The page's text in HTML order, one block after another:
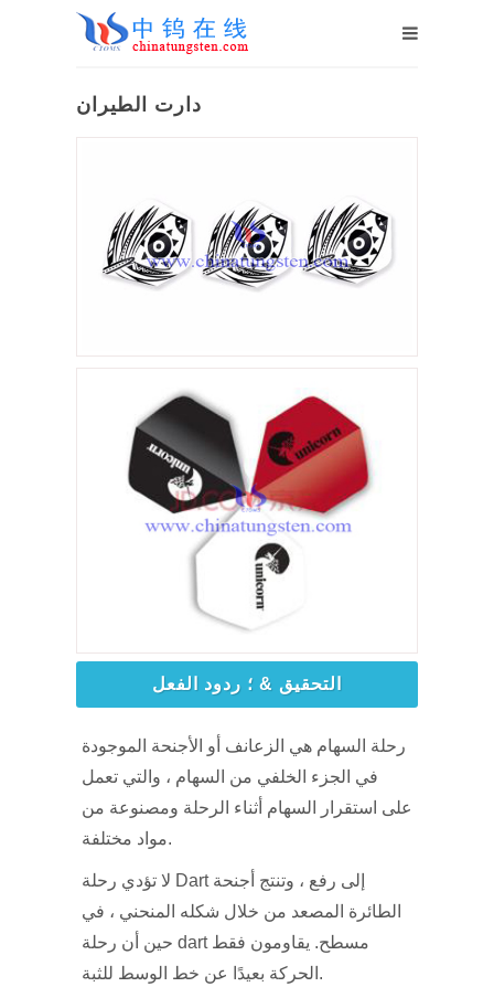
دارت الطيران
التحقيق & ؛ ردود الفعل
رحلة السهام هي الزعانف أو الأجنحة الموجودة
في الجزء الخلفي من السهام ، والتي تعمل
على استقرار السهام أثناء الرحلة ومصنوعة من
مواد مختلفة.
لا تؤدي رحلة Dart إلى رفع ، وتنتج أجنحة
الطائرة المصعد من خلال شكله المنحني ، في
حين أن رحلة dart مسطح. يقاومون فقط
الحركة بعيدًا عن خط الوسط للثبة.